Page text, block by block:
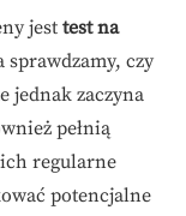
jest test na
sprawdzamy, czy
jednak zaczyna
pełnią
regularne
potencjalne